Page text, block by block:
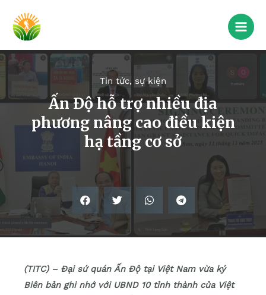
Tin tức, sự kiện
Ấn Độ hỗ trợ nhiều địa
phương nâng cao điều kiện
hạ tầng cơ sở
(TITC) – Đại sứ quán Ấn Độ tại Việt Nam vừa ký
Biên bản ghi nhớ với UBND 10 tỉnh thành của Việt